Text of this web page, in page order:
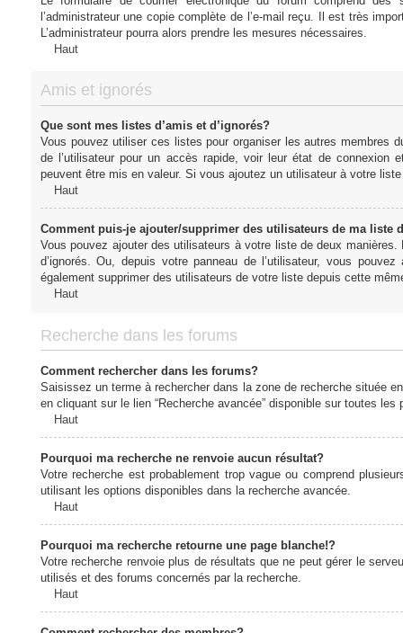
l’administrateur une copie complète de l’e-mail reçu. Il est très
L’administrateur pourra alors prendre les mesures nécessaires.
Haut
Amis et ignorés
Que sont mes listes d’amis et d’ignorés?
Vous pouvez utiliser ces listes pour organiser les autres membres
de l’utilisateur pour un accès rapide, voir leur état de connexion
peuvent être mis en valeur. Si vous ajoutez un utilisateur à votre
Haut
Comment puis-je ajouter/supprimer des utilisateurs de ma liste
Vous pouvez ajouter des utilisateurs à votre liste de deux
d’ignorés. Ou, depuis votre panneau de l’utilisateur, vous
également supprimer des utilisateurs de votre liste depuis cette
Haut
Recherche dans les forums
Comment rechercher dans les forums?
Saisissez un terme à rechercher dans la zone de recherche située
en cliquant sur le lien “Recherche avancée” disponible sur toutes
Haut
Pourquoi ma recherche ne renvoie aucun résultat?
Votre recherche est probablement trop vague ou comprend
utilisant les options disponibles dans la recherche avancée.
Haut
Pourquoi ma recherche retourne une page blanche!?
Votre recherche renvoie plus de résultats que ne peut gérer le
utilisés et des forums concernés par la recherche.
Haut